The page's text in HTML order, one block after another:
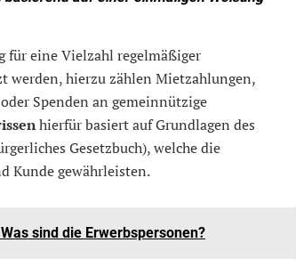
für eine Vielzahl regelmäßiger
werden, hierzu zählen Mietzahlungen,
Spenden an gemeinnützige
hierfür basiert auf Grundlagen des
Gesetzbuch), welche die
Kunde gewährleisten.
sind die Erwerbspersonen?